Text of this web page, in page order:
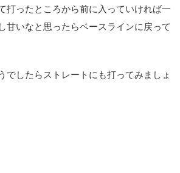
打ったところから前に入っていければ一
甘いなと思ったらベースラインに戻って
でしたらストレートにも打ってみましょ